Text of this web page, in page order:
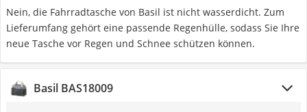
Nein, die Fahrradtasche von Basil ist nicht wasserdicht. Zum
Lieferumfang gehört eine passende Regenhülle, sodass Sie Ihre
neue Tasche vor Regen und Schnee schützen können.
Basil ‎BAS18009